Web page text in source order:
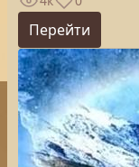
Перейти